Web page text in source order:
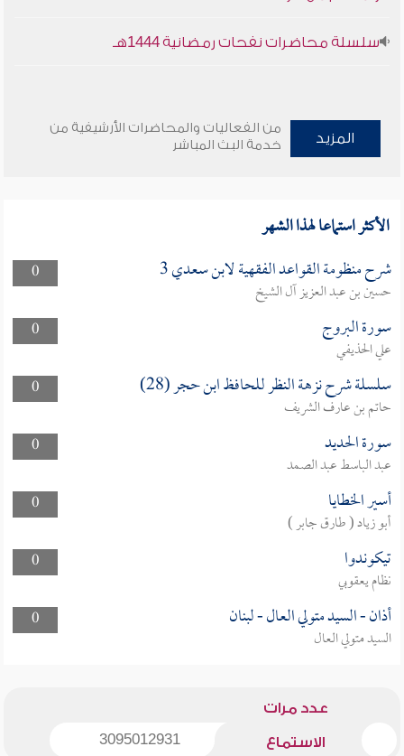
سلسلة محاضرات نفحات رمضانية 1444هـ
المزيد
من الفعاليات والمحاضرات الأرشيفية من
خدمة البث المباشر
الأكثر استماعا لهذا الشهر
0 شرح منظومة القواعد الفقهية لابن سعدي 3
حسين بن عبد العزيز آل الشيخ
0
سورة البروج
علي الحذيفي
0
سلسلة شرح نزهة النظر للحافظ ابن حجر (28)
حاتم بن عارف الشريف
0
سورة الحديد
عبد الباسط عبد الصمد
0
أسير الخطايا
أبو زياد ( طارق جابر )
0
تيكوندوا
نظام يعقوبي
0
أذان - السيد متولي العال - لبنان
السيد متولي العال
عدد مرات
الاستماع 3095012931